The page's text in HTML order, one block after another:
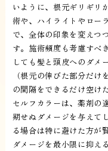
いように、根元ギリギリ
術や、ハイライトやロー
で、全体の印象を変えつ
す。施術頻度も考慮すべ
しても髪と頭皮へのダメ
（根元の伸びた部分だ
の間隔をできるだけ空け
セルフカラーは、薬剤の
期せぬダメージを与えて
る場合は特に避けた方が
ダメージを最小限に抑え